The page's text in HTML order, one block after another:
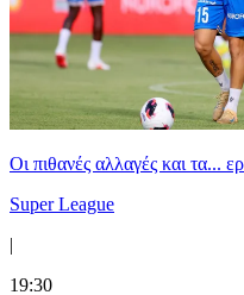
Οι πιθανές αλλαγές και τα...
Super League
|
19:30